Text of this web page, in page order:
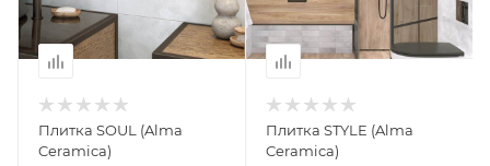
Плитка SOUL (Alma
Ceramica)
Плитка STYLE (Alma
Ceramica)